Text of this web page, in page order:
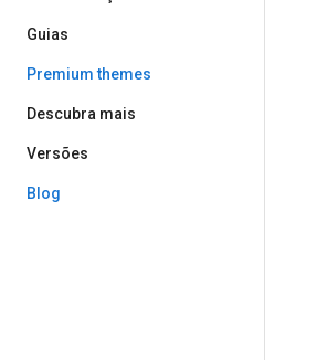
Guias
Premium themes
Descubra mais
Versões
Blog